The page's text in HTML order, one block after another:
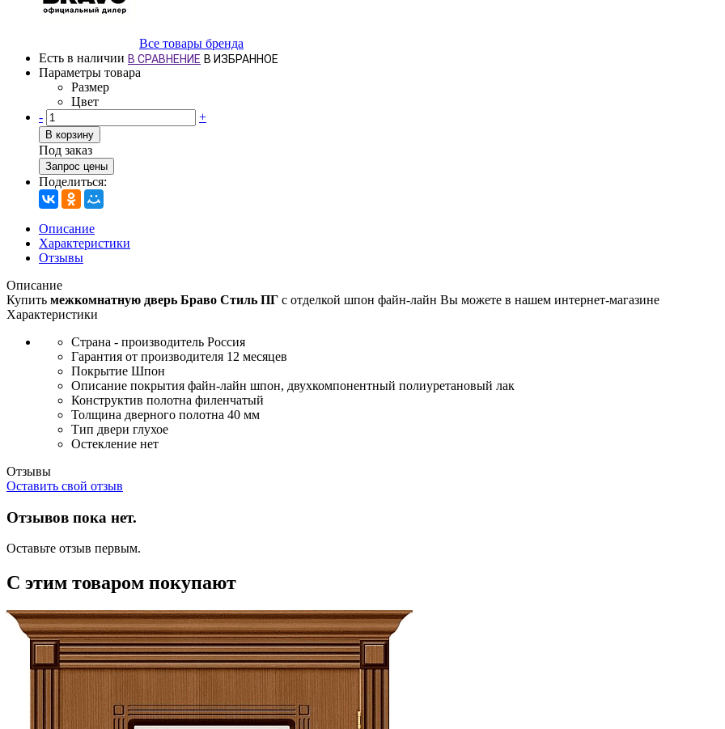
Все товары бренда
Есть в наличии В СРАВНЕНИЕ В ИЗБРАННОЕ
Параметры товара
Размер
Цвет
-
+
В корзину
Под заказ
Запрос цены
Поделиться:
Описание
Характеристики
Отзывы
Описание
Купить межкомнатную дверь Браво Стиль ПГ с отделкой шпон файн-лайн Вы можете в нашем интернет-магазине
Характеристики
Страна - производитель Россия
Гарантия от производителя 12 месяцев
Покрытие Шпон
Описание покрытия файн-лайн шпон, двухкомпонентный полиуретановый лак
Конструктив полотна филенчатый
Толщина дверного полотна 40 мм
Тип двери глухое
Остекление нет
Отзывы
Оставить свой отзыв
Отзывов пока нет.
Оставьте отзыв первым.
С этим товаром покупают